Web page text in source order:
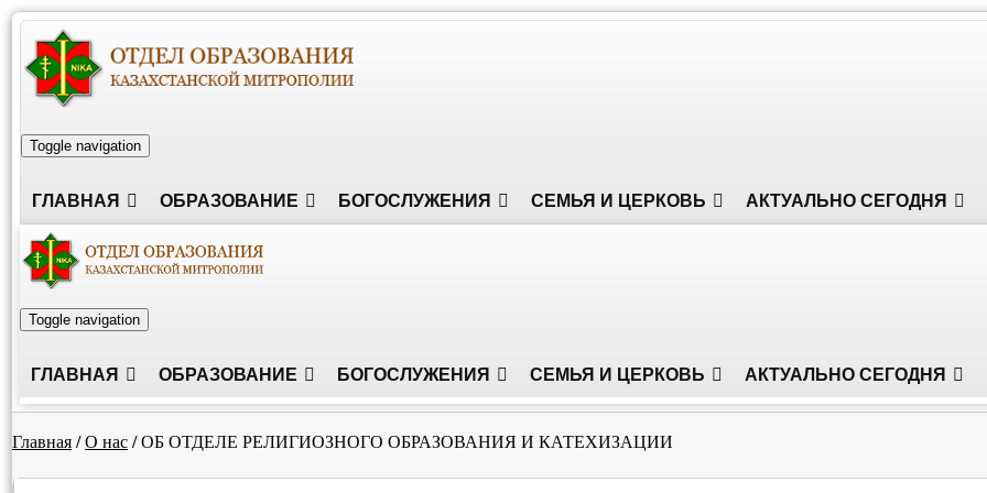
Toggle navigation
ГЛАВНАЯ ОБРАЗОВАНИЕ БОГОСЛУЖЕНИЯ СЕМЬЯ И ЦЕРКОВЬ АКТУАЛЬНО СЕГОДНЯ
Toggle navigation
ГЛАВНАЯ ОБРАЗОВАНИЕ БОГОСЛУЖЕНИЯ СЕМЬЯ И ЦЕРКОВЬ АКТУАЛЬНО СЕГОДНЯ
Главная/О нас/ОБ ОТДЕЛЕ РЕЛИГИОЗНОГО ОБРАЗОВАНИЯ И КАТЕХИЗАЦИИ